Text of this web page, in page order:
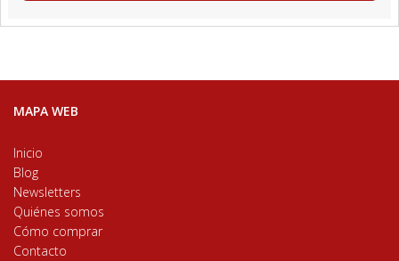
MAPA WEB
Inicio
Blog
Newsletters
Quiénes somos
Cómo comprar
Contacto